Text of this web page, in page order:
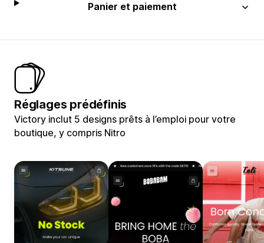
Panier et paiement
Réglages prédéfinis
Victory inclut 5 designs prêts à l’emploi pour votre
boutique, y compris Nitro